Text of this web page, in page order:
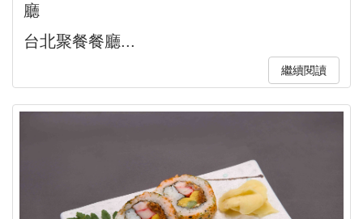
廳
台北聚餐餐廳...
繼續閱讀